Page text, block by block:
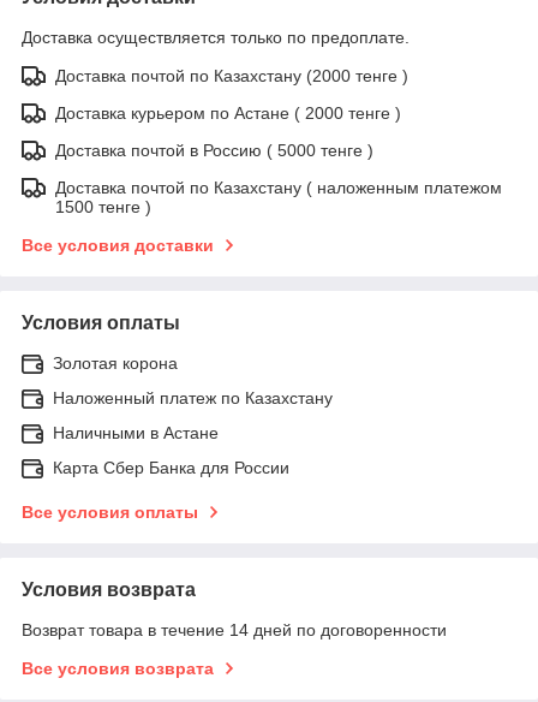
Доставка осуществляется только по предоплате.
Доставка почтой по Казахстану (2000 тенге )
Доставка курьером по Астане ( 2000 тенге )
Доставка почтой в Россию ( 5000 тенге )
Доставка почтой по Казахстану ( наложенным платежом
1500 тенге )
Все условия доставки
Условия оплаты
Золотая корона
Наложенный платеж по Казахстану
Наличными в Астане
Карта Сбер Банка для России
Все условия оплаты
Условия возврата
Возврат товара в течение 14 дней по договоренности
Все условия возврата